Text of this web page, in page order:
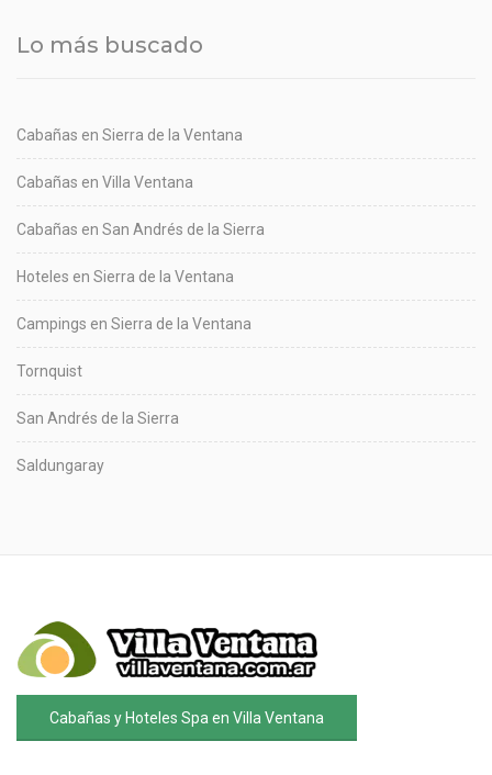
Lo más buscado
Cabañas en Sierra de la Ventana
Cabañas en Villa Ventana
Cabañas en San Andrés de la Sierra
Hoteles en Sierra de la Ventana
Campings en Sierra de la Ventana
Tornquist
San Andrés de la Sierra
Saldungaray
Cabañas y Hoteles Spa en Villa Ventana